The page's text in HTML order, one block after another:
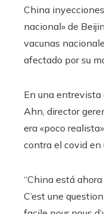
China
nacional» de
vacunas
afectado por su
En una entrevista
Ahn, director
era «poco
contra el covid en
“China está
C’est une